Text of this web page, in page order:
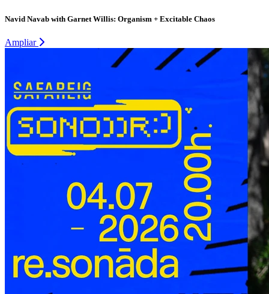
Navid Navab with Garnet Willis: Organism + Excitable Chaos
Ampliar